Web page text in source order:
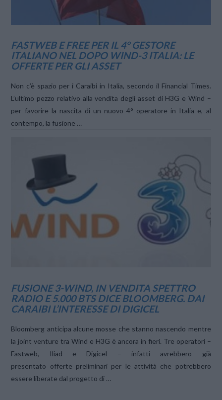
VIEW POST
FASTWEB E FREE PER IL 4° GESTORE
ITALIANO NEL DOPO WIND-3 ITALIA: LE
OFFERTE PER GLI ASSET
Non c’è spazio per i Caraibi in Italia, secondo il Financial Times.
L’ultimo pezzo relativo alla vendita degli asset di H3G e Wind –
per favorire la nascita di un nuovo 4° operatore in Italia e, al
contempo, la fusione …
FUSIONE 3-WIND, IN VENDITA SPETTRO
RADIO E 5.000 BTS DICE BLOOMBERG. DAI
CARAIBI L’INTERESSE DI DIGICEL
Bloomberg anticipa alcune mosse che stanno nascendo mentre
la joint venture tra Wind e H3G è ancora in fieri. Tre operatori –
Fastweb, Iliad e Digicel – infatti avrebbero già
presentato offerte preliminari per le attività che potrebbero
essere liberate dal progetto di …